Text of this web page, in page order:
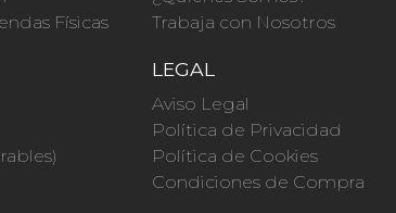
Físicas
Trabaja con Nosotros
LEGAL
Aviso Legal
Política de Privacidad
Política de Cookies
Condiciones de Compra